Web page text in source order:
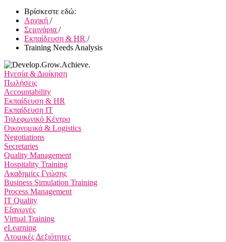
Βρίσκεστε εδώ:
Αρχική /
Σεμινάρια /
Εκπαίδευση & HR /
Training Needs Analysis
Ηγεσία & Διοίκηση
Πωλήσεις
Accountability
Εκπαίδευση & HR
Εκπαίδευση IT
Τηλεφωνικό Κέντρο
Οικονομικά & Logistics
Negotiations
Secretaries
Quality Management
Hospitality Training
Ακαδημίες Γνώσης
Business Simulation Training
Process Management
IT Quality
Εξαγωγές
Virtual Training
eLearning
Ατομικές Δεξιότητες